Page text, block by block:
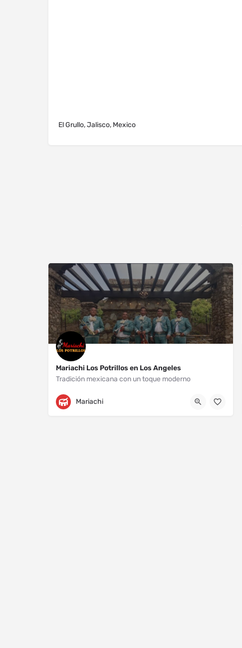
El Grullo, Jalisco, Mexico
Mariachi Los Potrillos en Los Angeles
Tradición mexicana con un toque moderno
Los Angeles
Mariachi